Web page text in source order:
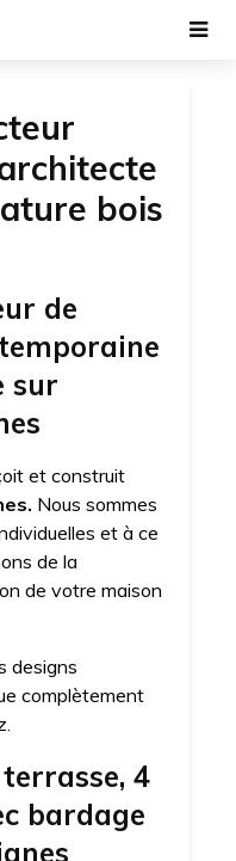
bois
de
sur
et construit
Nous sommes
et à ce
de la
de votre maison
designs
complètement
4
bardage